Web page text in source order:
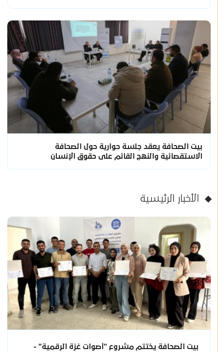
بيت الصحافة يعقد جلسة حوارية حول الصحافة
الاستقصائية والنهج القائم على حقوق الإنسان
الأخبار الرئيسية
بيت الصحافة يختتم مشروع "أصوات غزة الرقمية" -